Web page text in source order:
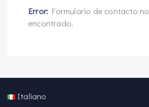
Error: Formulario de contacto no
encontrado.
Italiano